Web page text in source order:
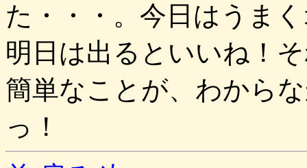
た・・・。今日はうま
明日は出るといいね！
簡単なことが、わから
っ！